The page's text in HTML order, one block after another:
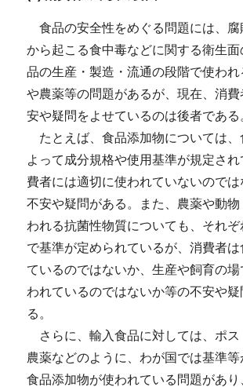
食品の安全性をめぐる問題には、腐
から起こる食中毒などに関する衛生
品の生産・製造・流通の段階で使わ
や農薬等の問題があるが、現在、消
安や疑問をよせているのは後者である
たとえば、食品添加物については、
よって成分規格や使用基準が規定さ
費者には適切に使われていないので
不安や疑問がある。また、農薬や動
われる抗菌性物質についても、それ
で基準が定められているが、消費者は
ているのではないか、生産や飼育の
われているのではないか等の不安や
る。
さらに、輸入食品に対しては、ポス
農薬などのように、わが国では基準
食品添加物が使われている問題があ